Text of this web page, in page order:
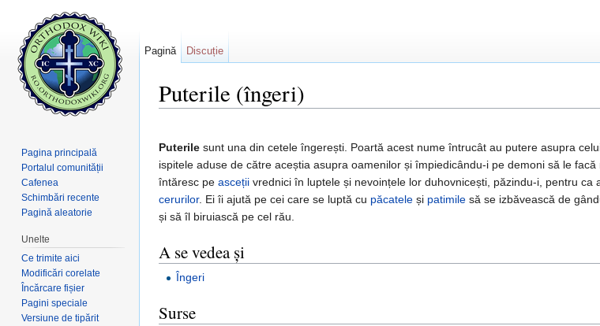
Puterile (îngeri)
Puterile sunt una din cetele îngerești. Poartă acest nume întrucât au putere asupra
ispitele aduse de către aceștia asupra oamenilor și împiedicându-i pe demoni să le
întăresc pe asceții vrednici în luptele și nevoințele lor duhovnicești, păzindu-i, pentru ca
cerurilor. Ei îi ajută pe cei care se luptă cu păcatele și patimile să se izbăvească de
și să îl biruiască pe cel rău.
A se vedea și
Îngeri
Surse
Pagină Discuție
Pagina principală
Portalul comunității
Cafenea
Schimbări recente
Pagină aleatorie
Unelte
Ce trimite aici
Modificări corelate
Încărcare fișier
Pagini speciale
Versiune de tipărit